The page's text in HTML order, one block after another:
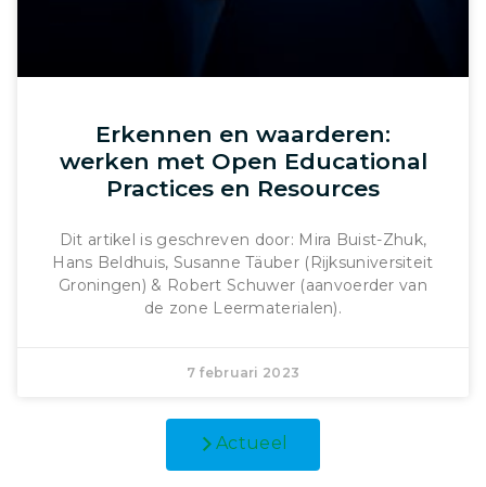
Erkennen en waarderen:
werken met Open Educational
Practices en Resources
Dit artikel is geschreven door: Mira Buist-Zhuk,
Hans Beldhuis, Susanne Täuber (Rijksuniversiteit
Groningen) & Robert Schuwer (aanvoerder van
de zone Leermaterialen).
7 februari 2023
Actueel